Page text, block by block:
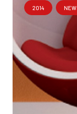
2014